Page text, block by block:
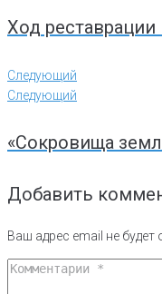
Ход
Следующий
Следующий
«Сокровища
Добавить
Ваш адрес email не будет